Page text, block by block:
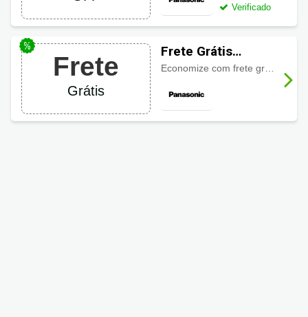
Verificado
Frete
Grátis
Frete Grátis
Panasonic